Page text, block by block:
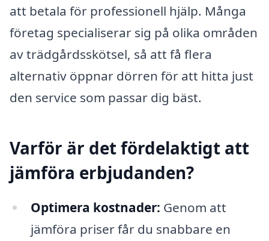
att betala för professionell hjälp. Många
företag specialiserar sig på olika områden
av trädgårdsskötsel, så att få flera
alternativ öppnar dörren för att hitta just
den service som passar dig bäst.
Varför är det fördelaktigt att
jämföra erbjudanden?
Optimera kostnader: Genom att
jämföra priser får du snabbare en